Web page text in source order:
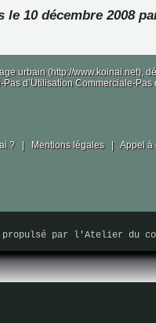
10 décembre 2008
urbain (http://www.koinai.net),
Pas d’Utilisation Commerciale-
? | Mentions légales | Appel à
par l'Atelier du